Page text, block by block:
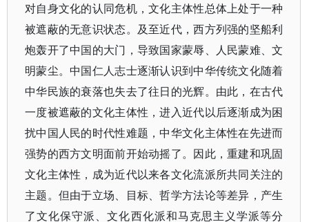
对自身文化的认同危机，文化主体性总体上处于一种
被遮蔽的无意识状态。及至近代，西方列强的坚船利
炮轰开了中国的大门，导致国家蒙辱、人民蒙难、文
明蒙尘。中国仁人志士逐渐认识到中华传统文化随着
中华民族的衰落也失去了往日的光辉。由此，在古代
一度被遮蔽的文化主体性，进入近代以后逐渐成为困
扰中国人民的时代性难题，中华文化主体性在先进而
强势的西方文明面前开始动摇了。因此，重建和巩固
文化主体性，成为近代以来各文化流派所共同关注的
主题。但由于立场、目标、哲学方法论等差异，产生
了文化保守派、文化西化派和马克思主义学派等分